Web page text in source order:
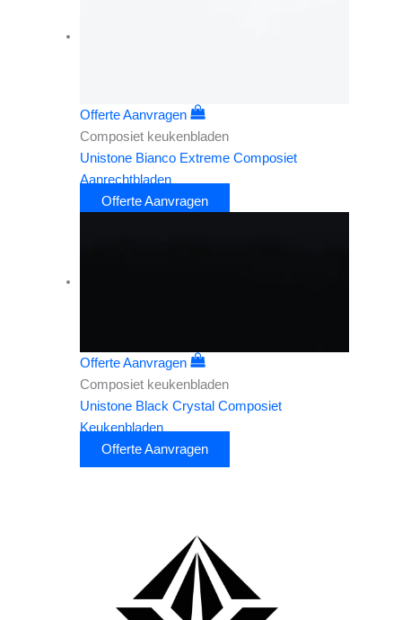
Offerte Aanvragen
Composiet keukenbladen
Unistone Bianco Extreme Composiet
Aanrechtbladen
Offerte Aanvragen
Offerte Aanvragen
Composiet keukenbladen
Unistone Black Crystal Composiet
Keukenbladen
Offerte Aanvragen